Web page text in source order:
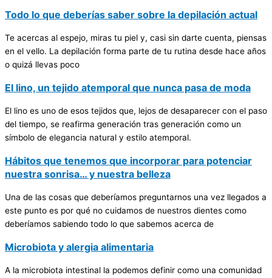
Todo lo que deberías saber sobre la depilación actual
Te acercas al espejo, miras tu piel y, casi sin darte cuenta, piensas
en el vello. La depilación forma parte de tu rutina desde hace años
o quizá llevas poco
El lino, un tejido atemporal que nunca pasa de moda
El lino es uno de esos tejidos que, lejos de desaparecer con el paso
del tiempo, se reafirma generación tras generación como un
símbolo de elegancia natural y estilo atemporal.
Hábitos que tenemos que incorporar para potenciar
nuestra sonrisa… y nuestra belleza
Una de las cosas que deberíamos preguntarnos una vez llegados a
este punto es por qué no cuidamos de nuestros dientes como
deberíamos sabiendo todo lo que sabemos acerca de
Microbiota y alergia alimentaria
A la microbiota intestinal la podemos definir como una comunidad